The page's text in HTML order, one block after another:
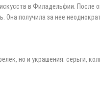
в Филадельфии. После
получила за нее
но и украшения: серьги,